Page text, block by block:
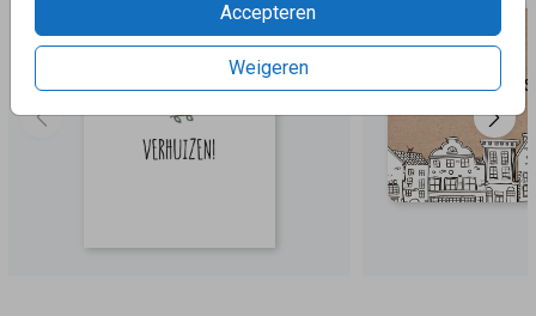
Accepteren
Weigeren